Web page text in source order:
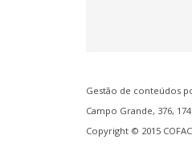
Gestão de conteúdos
Campo Grande, 376,
Copyright © 2015